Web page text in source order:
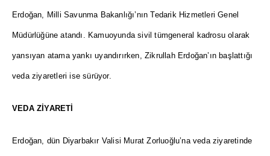
Erdoğan, Milli Savunma Bakanlığı’nın Tedarik Hizmetleri Genel
Müdürlüğüne atandı. Kamuoyunda sivil tümgeneral kadrosu olarak
yansıyan atama yankı uyandırırken, Zikrullah Erdoğan’ın başlattığı
veda ziyaretleri ise sürüyor.
VEDA ZİYARETİ
Erdoğan, dün Diyarbakır Valisi Murat Zorluoğlu’na veda ziyaretinde